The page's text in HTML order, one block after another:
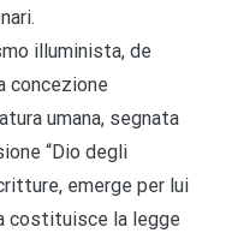
illuminista, de
concezione
umana, segnata
“Dio degli
emerge per lui
costituisce la legge